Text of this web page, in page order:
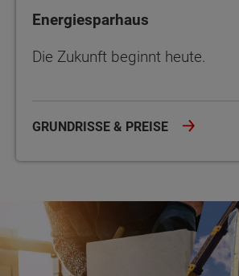
Energiesparhaus
Die Zukunft beginnt heute.
GRUNDRISSE & PREISE